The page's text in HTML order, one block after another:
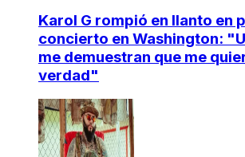
Karol G rompió en llanto en
concierto en Washington:
me demuestran que me
verdad"